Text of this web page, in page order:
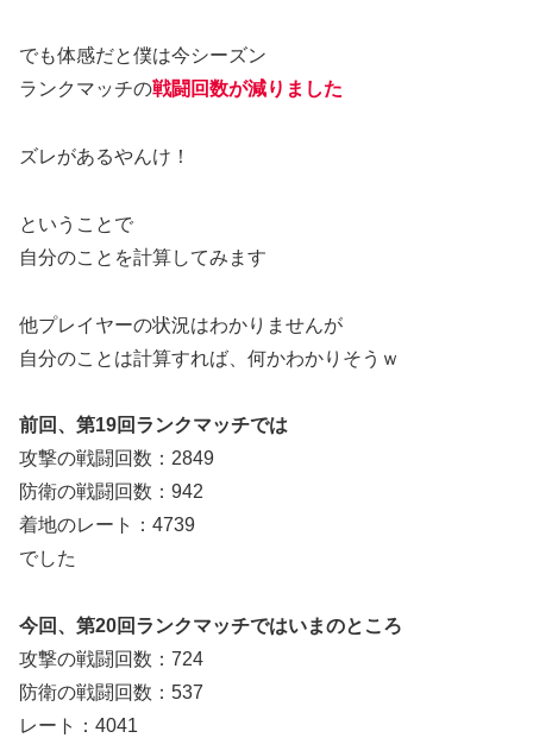
でも体感だと僕は今シーズン
ランクマッチの戦闘回数が減りました
ズレがあるやんけ！
ということで
自分のことを計算してみます
他プレイヤーの状況はわかりませんが
自分のことは計算すれば、何かわかりそうｗ
前回、第19回ランクマッチでは
攻撃の戦闘回数：2849
防衛の戦闘回数：942
着地のレート：4739
でした
今回、第20回ランクマッチではいまのところ
攻撃の戦闘回数：724
防衛の戦闘回数：537
レート：4041